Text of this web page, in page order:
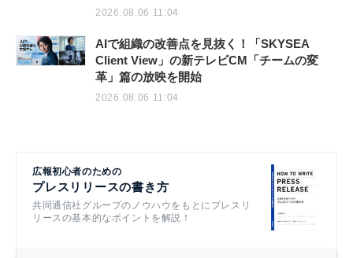
2026.08.06 11:04
AIで組織の改善点を見抜く！「SKYSEA
Client View」の新テレビCM「チームの変
革」篇の放映を開始
2026.08.06 11:04
広報初心者のための
プレスリリースの書き方
共同通信社グループのノウハウをもとにプレスリ
リースの基本的なポイントを解説！